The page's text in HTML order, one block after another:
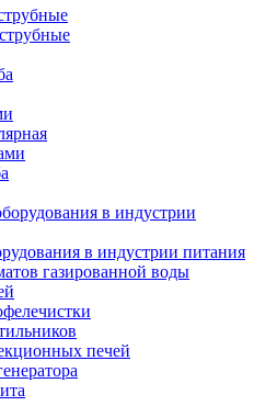
в индустрии питания
газированной воды
печей